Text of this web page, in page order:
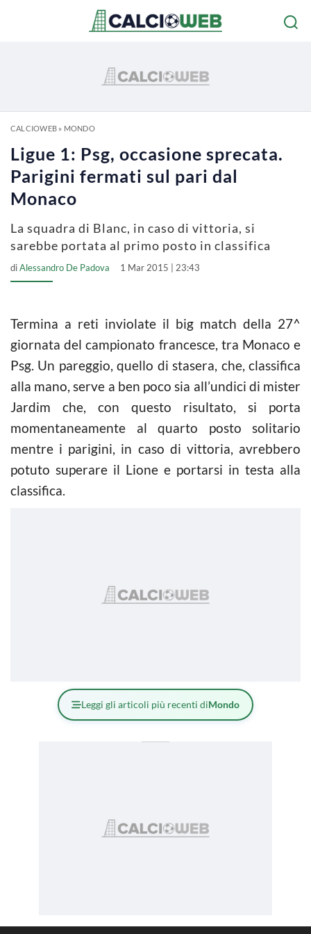
CALCIOWEB» MONDO
Ligue 1: Psg, occasione sprecata.
Parigini fermati sul pari dal
Monaco
La squadra di Blanc, in caso di vittoria, si
sarebbe portata al primo posto in classifica
diAlessandro De Padova 1 Mar 2015 | 23:43
Termina a reti inviolate il big match della 27^
giornata del campionato francesce, tra Monaco e
Psg. Un pareggio, quello di stasera, che, classifica
alla mano, serve a ben poco sia all’undici di mister
Jardim che, con questo risultato, si porta
momentaneamente al quarto posto solitario
mentre i parigini, in caso di vittoria, avrebbero
potuto superare il Lione e portarsi in testa alla
classifica.
Leggi gli articoli più recenti diMondo